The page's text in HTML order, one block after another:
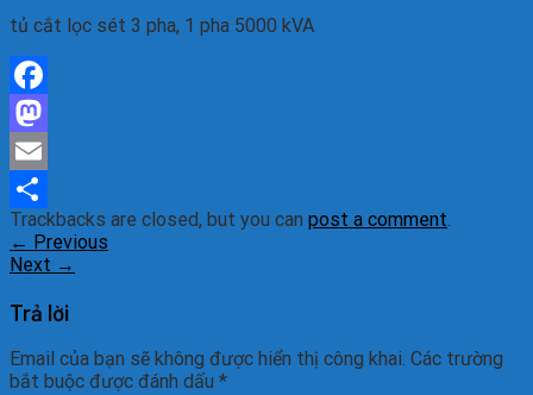
Share
tủ cắt lọc sét 3 pha, 1 pha 5000 kVA
Facebook
Mastodon
Email
Share
Trackbacks are closed, but you can post a comment.
← Previous
Next →
Trả lời
Email của bạn sẽ không được hiển thị công khai. Các trường
bắt buộc được đánh dấu *